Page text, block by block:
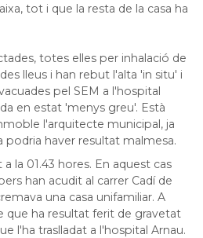
tot i que la resta de la casa ha
totes elles per inhalació de
lleus i han rebut l'alta 'in situ' i
pel SEM a l'hospital
en estat 'menys greu'. Està
l'arquitecte municipal, ja
podria haver resultat malmesa.
la 01.43 hores. En aquest cas
han acudit al carrer Cadí de
una casa unifamiliar. A
que ha resultat ferit de gravetat
l'ha traslladat a l'hospital Arnau.